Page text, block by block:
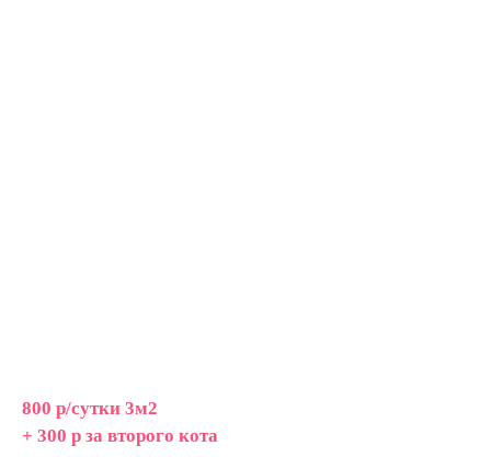
800 р/сутки 3м2
+ 300 р за второго кота